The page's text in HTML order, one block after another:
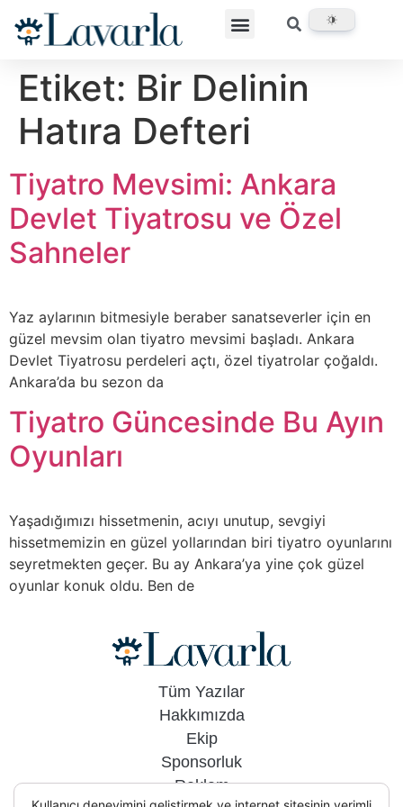
Etiket: Bir Delinin
Hatıra Defteri
Tiyatro Mevsimi: Ankara
Devlet Tiyatrosu ve Özel
Sahneler
Yaz aylarının bitmesiyle beraber sanatseverler için en
güzel mevsim olan tiyatro mevsimi başladı. Ankara
Devlet Tiyatrosu perdeleri açtı, özel tiyatrolar çoğaldı.
Ankara’da bu sezon da
Tiyatro Güncesinde Bu Ayın
Oyunları
Yaşadığımızı hissetmenin, acıyı unutup, sevgiyi
hissetmemizin en güzel yollarından biri tiyatro oyunlarını
seyretmekten geçer. Bu ay Ankara’ya yine çok güzel
oyunlar konuk oldu. Ben de
Tüm Yazılar
Hakkımızda
Ekip
Sponsorluk
Reklam